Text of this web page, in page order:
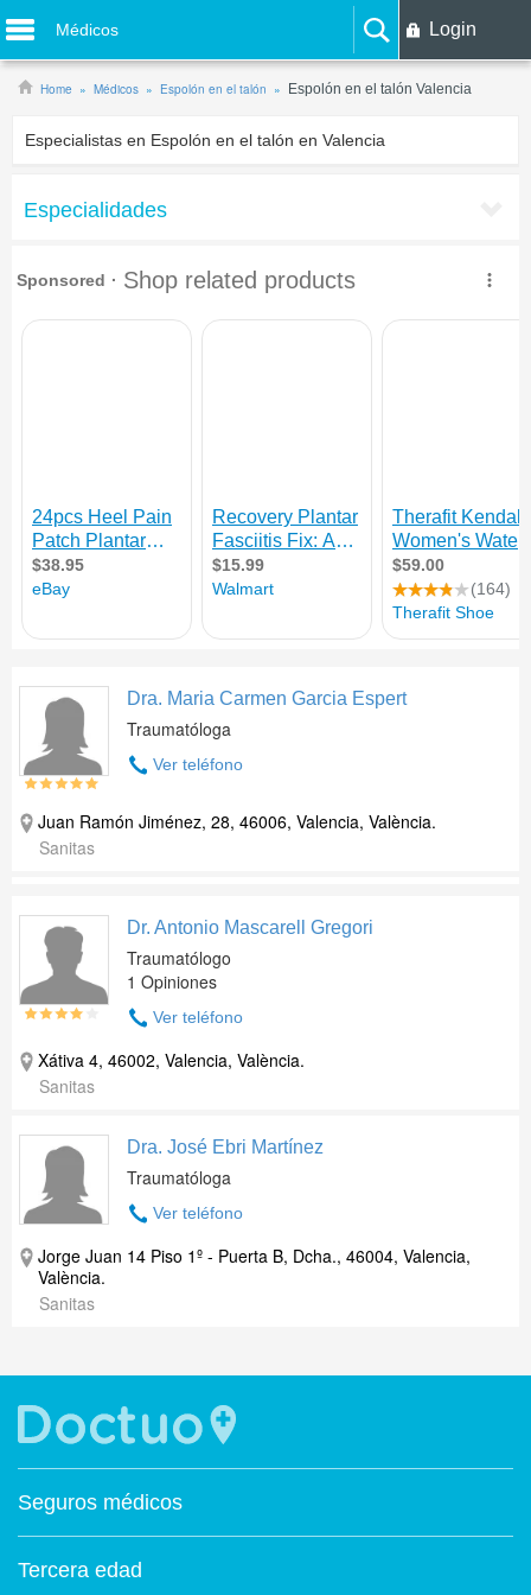
Médicos Login
Home Médicos Espolón en el talón Espolón en el talón Valencia
Especialistas en Espolón en el talón en Valencia
Especialidades
Dra. Maria Carmen Garcia Espert
Traumatóloga
Ver teléfono
Juan Ramón Jiménez, 28, 46006, Valencia, València.
Sanitas
Dr. Antonio Mascarell Gregori
Traumatólogo
1 Opiniones
Ver teléfono
Xátiva 4, 46002, Valencia, València.
Sanitas
Dra. José Ebri Martínez
Traumatóloga
Ver teléfono
Jorge Juan 14 Piso 1º - Puerta B, Dcha., 46004, Valencia,
València.
Sanitas
Seguros médicos
Tercera edad